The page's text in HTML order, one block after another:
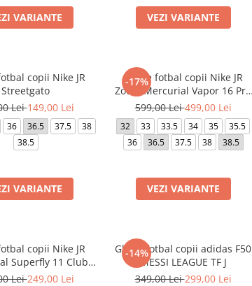
VARIANTE VEZI VARIANTE
copii Nike JR
Streetgato
Lei149,00 Lei
36 36.5 37.5
38
38.5
VARIANTE
-17%
Ghete fotbal copii Nike JR
Zoom Mercurial Vapor 16 Pro
FG
599,00 Lei499,00 Lei
32 33 33.5 34 35
35.5
36
36.5 37.5 38 38.5
VEZI VARIANTE
copii Nike JR
Superfly 11 Club
FG/MG
Lei249,00 Lei
-14%
Ghete fotbal copii adidas F50
MESSI LEAGUE TF J
349,00 Lei299,00 Lei